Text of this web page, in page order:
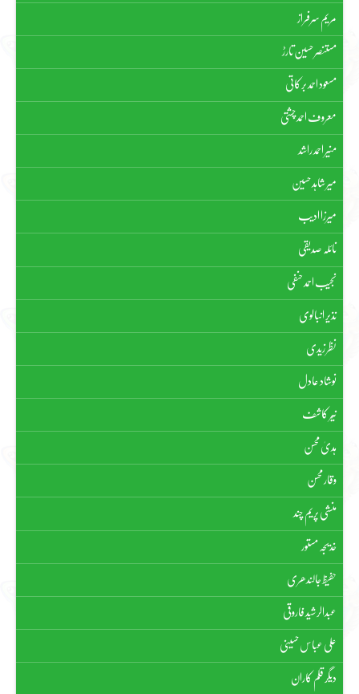
مریم سرفراز
مستنصر حسین تارڑ
مسعود احمد برکاتی
معروف احمد چشتی
منیر احمد راشد
میر شاہد حسین
میرزا ادیب
نائلہ صدیقی
نجیب احمد حنفی
نذیر انبالوی
نظر زیدی
نوشاد عادل
نیّر کاشف
ہدیٰ محسن
وقار محسن
منشی پریم چند
خدیجہ مستور
حفیظ جالندھری
عبدالرشید فاروقی
علی عباس حسینی
دیگر قلم کاران